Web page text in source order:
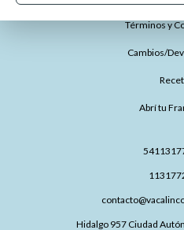
Términos y
Cambios/
Abrí tu
Hidalgo 957 Ciudad